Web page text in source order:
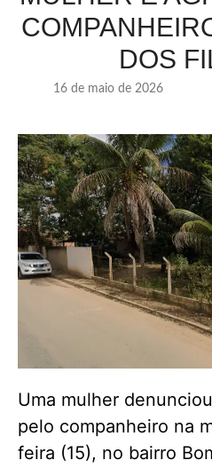
DOS
16 de maio de 2026
Uma mulher
pelo companheiro na
feira (15), no bairro